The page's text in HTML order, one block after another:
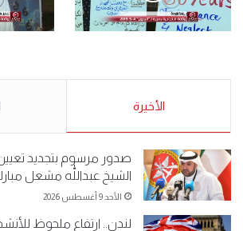
الأحد 5 مايو 2019
5-2019.
نبيع
الأخيرة
صدور مرسوم بتجديد تعيين
الشيخ عبداللّٰه مشعل
الأحد 9 أغسطس 2026
لندن.. ارتفاع ملحوظ